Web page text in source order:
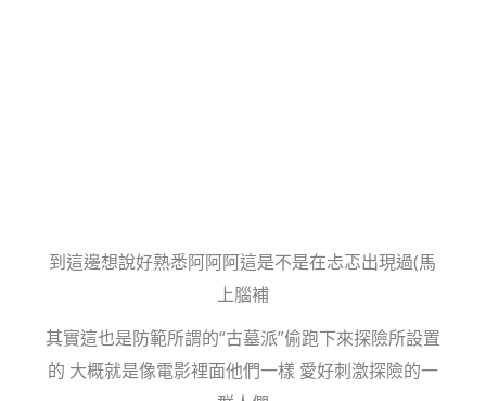
到這邊想說好熟悉阿阿阿這是不是在忐忑出現過(馬
上腦補
其實這也是防範所謂的“古墓派”偷跑下來探險所設置
的 大概就是像電影裡面他們一樣 愛好刺激探險的一